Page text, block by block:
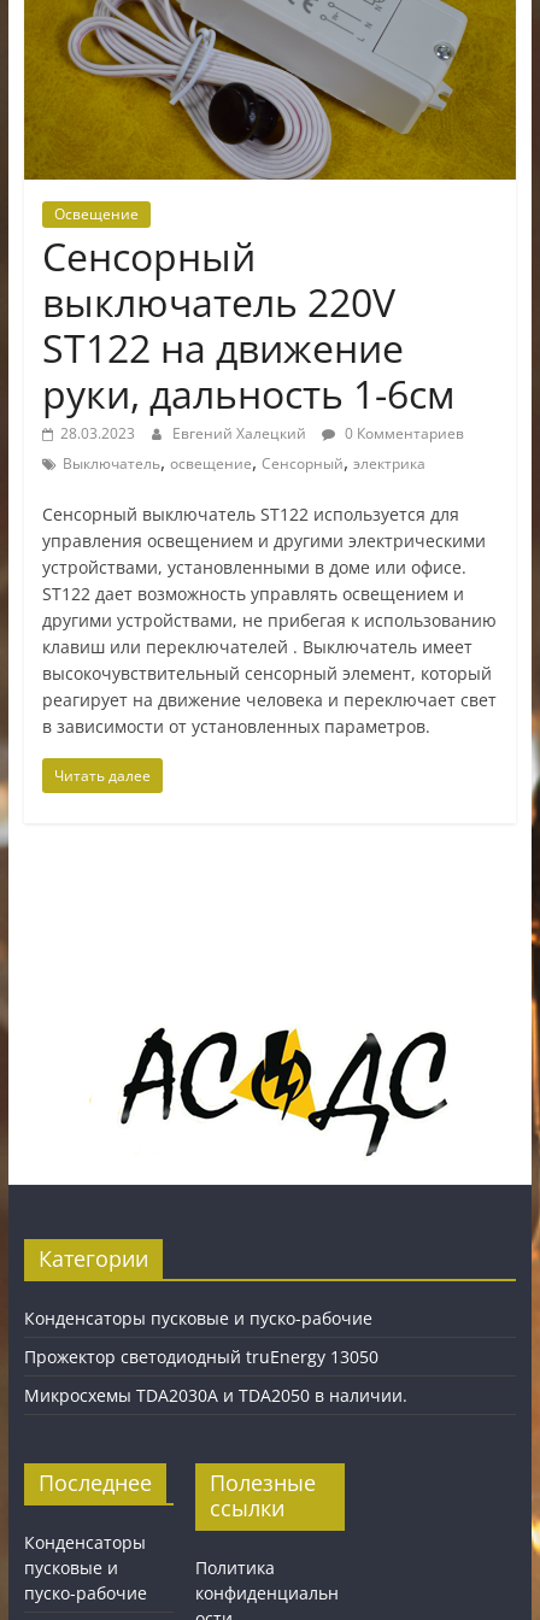
Освещение
Сенсорный
выключатель 220V
ST122 на движение
руки, дальность 1-6см
28.03.2023 Евгений Халецкий
0 Комментариев
Выключатель, освещение, Сенсорный, электрика
Сенсорный выключатель ST122 используется для
управления освещением и другими электрическими
устройствами, установленными в доме или офисе.
ST122 дает возможность управлять освещением и
другими устройствами, не прибегая к использованию
клавиш или переключателей . Выключатель имеет
высокочувствительный сенсорный элемент, который
реагирует на движение человека и переключает свет
в зависимости от установленных параметров.
Читать далее
Категории
Конденсаторы пусковые и пуско-рабочие
Прожектор светодиодный truEnergy 13050
Микросхемы TDA2030A и TDA2050 в наличии.
Последнее
Конденсаторы
пусковые и
пуско-рабочие
Полезные
ссылки
Политика
конфиденциальн